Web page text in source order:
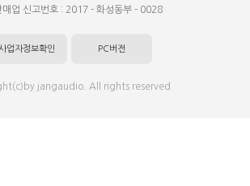
매업 신고번호 : 2017 - 화성동부 - 0028
업자정보확인 PC버전
jangaudio. All rights reserved